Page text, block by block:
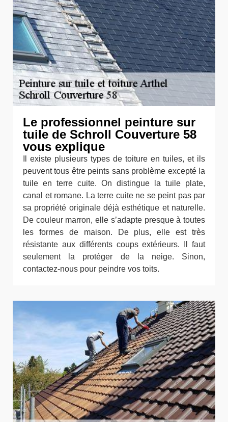
Le professionnel peinture sur
tuile de Schroll Couverture 58
vous explique
Il existe plusieurs types de toiture en tuiles, et ils
peuvent tous être peints sans problème excepté la
tuile en terre cuite. On distingue la tuile plate,
canal et romane. La terre cuite ne se peint pas par
sa propriété originale déjà esthétique et naturelle.
De couleur marron, elle s’adapte presque à toutes
les formes de maison. De plus, elle est très
résistante aux différents coups extérieurs. Il faut
seulement la protéger de la neige. Sinon,
contactez-nous pour peindre vos toits.